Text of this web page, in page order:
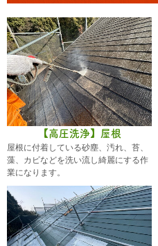
【高圧洗浄】屋根
屋根に付着している砂塵、汚れ、苔、
藻、カビなどを洗い流し綺麗にする作
業になります。